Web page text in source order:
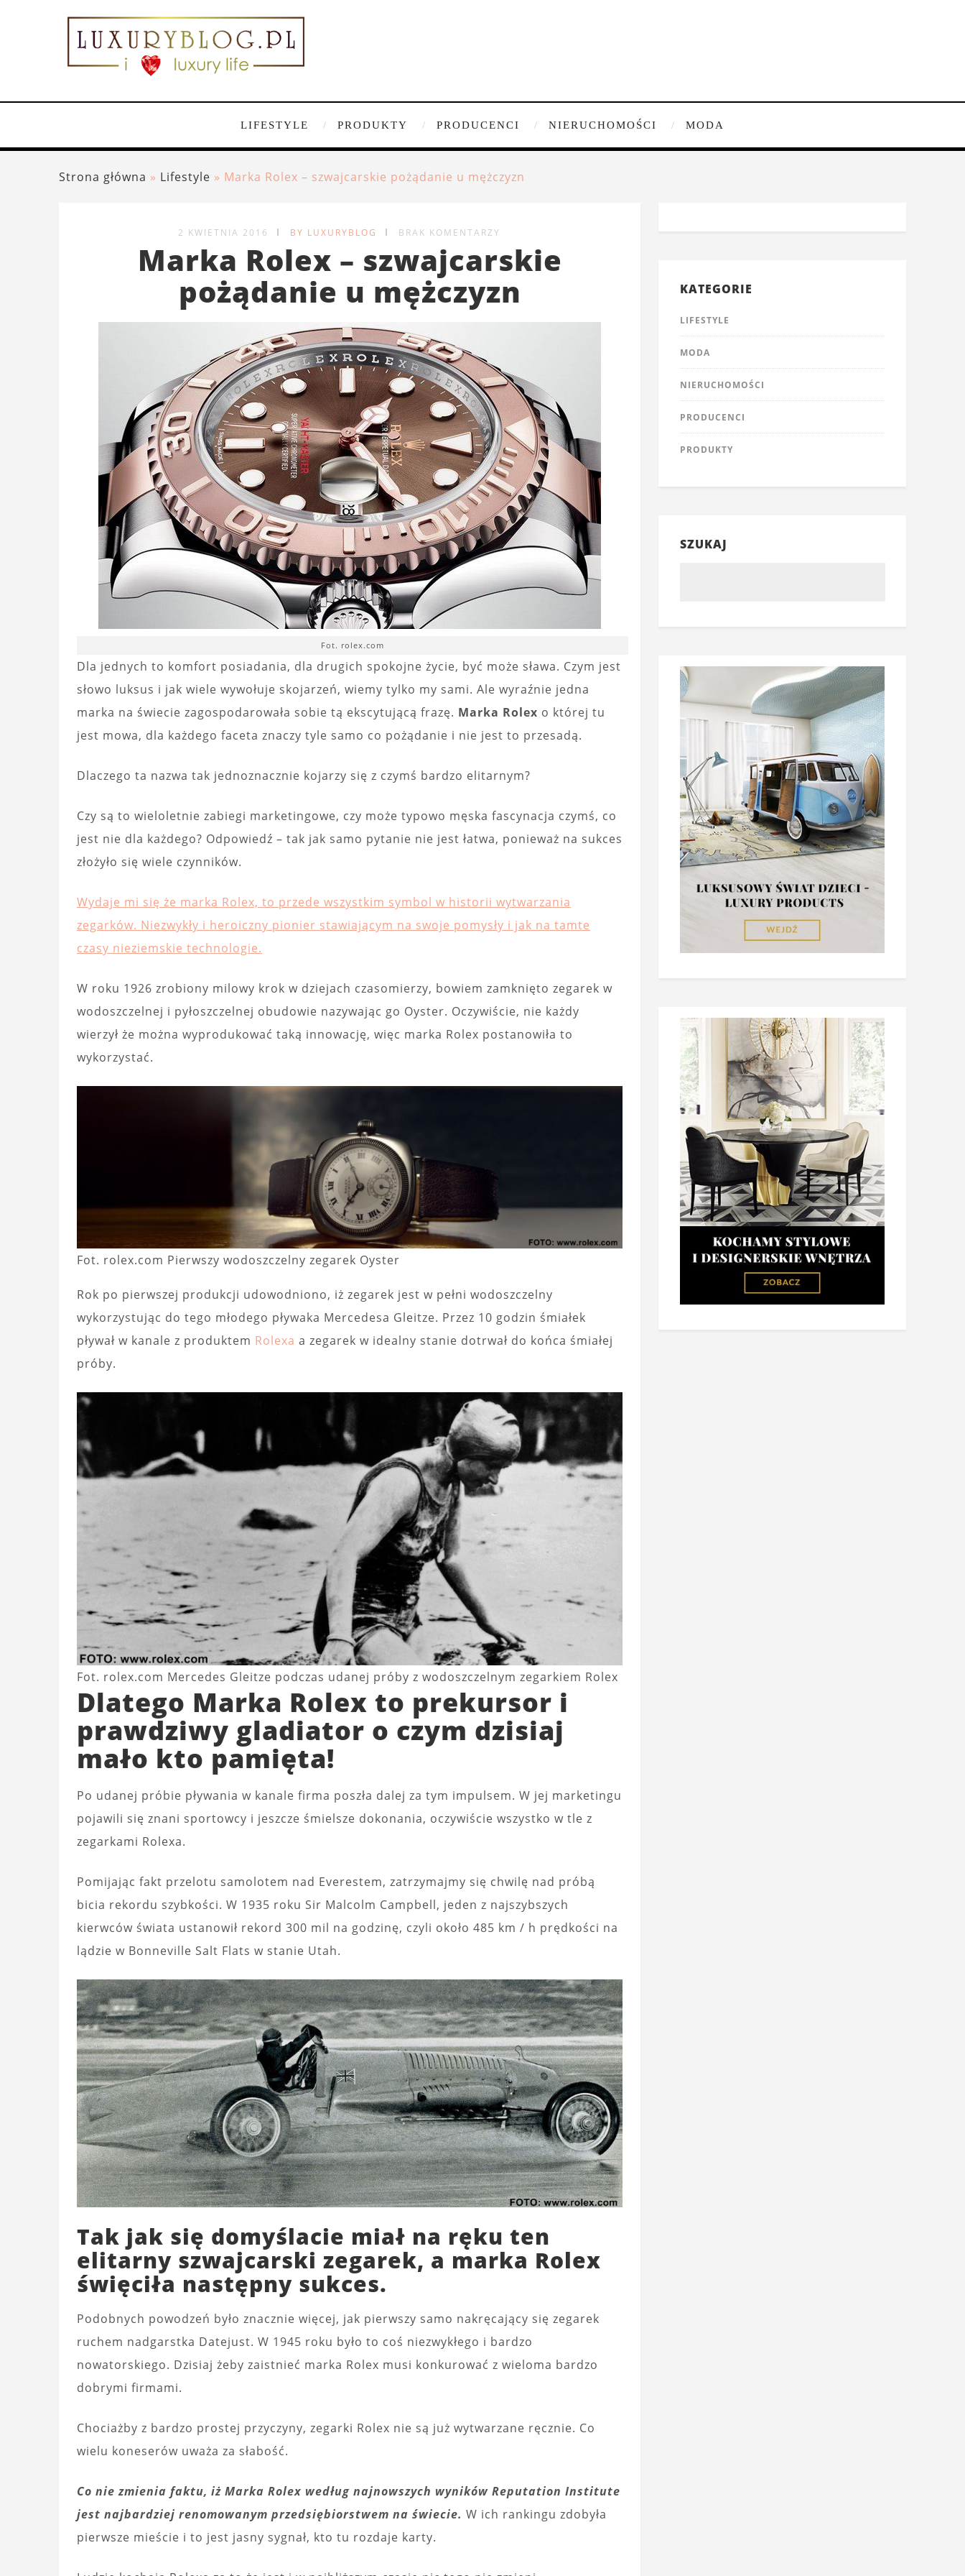
LIFESTYLE PRODUKTY PRODUCENCI NIERUCHOMOŚCI MODA
Strona główna » Lifestyle » Marka Rolex – szwajcarskie pożądanie u mężczyzn
2 KWIETNIA 2016 BY LUXURYBLOG BRAK KOMENTARZY
Marka Rolex – szwajcarskie
pożądanie u mężczyzn
Fot. rolex.com
Dla jednych to komfort posiadania, dla drugich spokojne życie, być może sława. Czym jest
słowo luksus i jak wiele wywołuje skojarzeń, wiemy tylko my sami. Ale wyraźnie jedna
marka na świecie zagospodarowała sobie tą ekscytującą frazę. Marka Rolex o której tu
jest mowa, dla każdego faceta znaczy tyle samo co pożądanie i nie jest to przesadą.
Dlaczego ta nazwa tak jednoznacznie kojarzy się z czymś bardzo elitarnym?
Czy są to wieloletnie zabiegi marketingowe, czy może typowo męska fascynacja czymś, co
jest nie dla każdego? Odpowiedź – tak jak samo pytanie nie jest łatwa, ponieważ na sukces
złożyło się wiele czynników.
Wydaje mi się że marka Rolex, to przede wszystkim symbol w historii wytwarzania
zegarków. Niezwykły i heroiczny pionier stawiającym na swoje pomysły i jak na tamte
czasy nieziemskie technologie.
W roku 1926 zrobiony milowy krok w dziejach czasomierzy, bowiem zamknięto zegarek w
wodoszczelnej i pyłoszczelnej obudowie nazywając go Oyster. Oczywiście, nie każdy
wierzył że można wyprodukować taką innowację, więc marka Rolex postanowiła to
wykorzystać.
Fot. rolex.com Pierwszy wodoszczelny zegarek Oyster
Rok po pierwszej produkcji udowodniono, iż zegarek jest w pełni wodoszczelny
wykorzystując do tego młodego pływaka Mercedesa Gleitze. Przez 10 godzin śmiałek
pływał w kanale z produktem Rolexa a zegarek w idealny stanie dotrwał do końca śmiałej
próby.
Fot. rolex.com Mercedes Gleitze podczas udanej próby z wodoszczelnym zegarkiem Rolex
Dlatego Marka Rolex to prekursor i
prawdziwy gladiator o czym dzisiaj
mało kto pamięta!
Po udanej próbie pływania w kanale firma poszła dalej za tym impulsem. W jej marketingu
pojawili się znani sportowcy i jeszcze śmielsze dokonania, oczywiście wszystko w tle z
zegarkami Rolexa.
Pomijając fakt przelotu samolotem nad Everestem, zatrzymajmy się chwilę nad próbą
bicia rekordu szybkości. W 1935 roku Sir Malcolm Campbell, jeden z najszybszych
kierwców świata ustanowił rekord 300 mil na godzinę, czyli około 485 km / h prędkości na
lądzie w Bonneville Salt Flats w stanie Utah.
Tak jak się domyślacie miał na ręku ten
elitarny szwajcarski zegarek, a marka Rolex
święciła następny sukces.
Podobnych powodzeń było znacznie więcej, jak pierwszy samo nakręcający się zegarek
ruchem nadgarstka Datejust. W 1945 roku było to coś niezwykłego i bardzo
nowatorskiego. Dzisiaj żeby zaistnieć marka Rolex musi konkurować z wieloma bardzo
dobrymi firmami.
Chociażby z bardzo prostej przyczyny, zegarki Rolex nie są już wytwarzane ręcznie. Co
wielu koneserów uważa za słabość.
Co nie zmienia faktu, iż Marka Rolex według najnowszych wyników Reputation Institute
jest najbardziej renomowanym przedsiębiorstwem na świecie. W ich rankingu zdobyła
pierwsze mieście i to jest jasny sygnał, kto tu rozdaje karty.
KATEGORIE
LIFESTYLE
MODA
NIERUCHOMOŚCI
PRODUCENCI
PRODUKTY
SZUKAJ